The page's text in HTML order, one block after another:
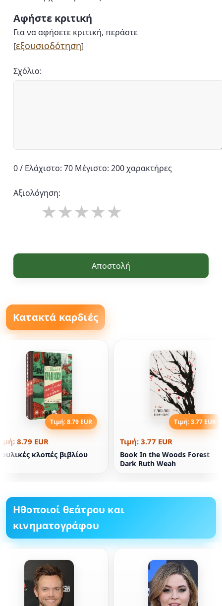
Αφήστε κριτική
Για να αφήσετε κριτική, περάστε
[εξουσιοδότηση]
Σχόλιο:
0 / Ελάχιστο: 70 Μέγιστο: 200 χαρακτήρες
Αξιολόγηση:
Αποστολή
Κατακτά καρδιές
Τιμή: 8.79 EUR
8.79 EUR
κλοπές βιβλίου
Τιμή: 3.77 EUR
Τιμή: 3.77 EUR
Book In the Woods Forest
Dark Ruth Weah
Ηθοποιοί θεάτρου και
κινηματογράφου